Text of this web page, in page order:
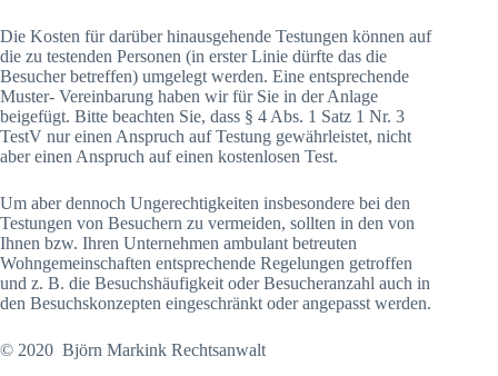
Die Kosten für darüber hinausgehende Testungen können auf
die zu testenden Personen (in erster Linie dürfte das die
Besucher betreffen) umgelegt werden. Eine entsprechende
Muster- Vereinbarung haben wir für Sie in der Anlage
beigefügt. Bitte beachten Sie, dass § 4 Abs. 1 Satz 1 Nr. 3
TestV nur einen Anspruch auf Testung gewährleistet, nicht
aber einen Anspruch auf einen kostenlosen Test.
Um aber dennoch Ungerechtigkeiten insbesondere bei den
Testungen von Besuchern zu vermeiden, sollten in den von
Ihnen bzw. Ihren Unternehmen ambulant betreuten
Wohngemeinschaften entsprechende Regelungen getroffen
und z. B. die Besuchshäufigkeit oder Besucheranzahl auch in
den Besuchskonzepten eingeschränkt oder angepasst werden.
© 2020 Björn Markink Rechtsanwalt